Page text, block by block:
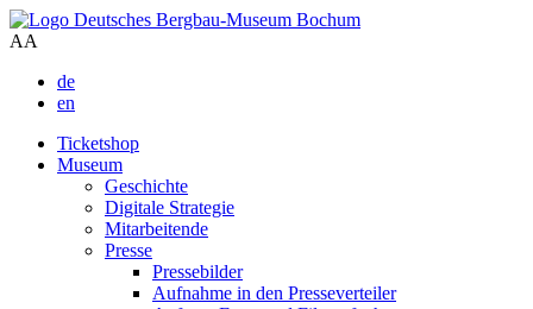
AA
de
en
Ticketshop
Museum
Geschichte
Digitale Strategie
Mitarbeitende
Presse
Pressebilder
Aufnahme in den Presseverteiler